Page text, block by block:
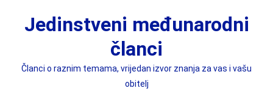
Jedinstveni međunarodni
članci
Članci o raznim temama, vrijedan izvor znanja za vas i vašu
obitelj